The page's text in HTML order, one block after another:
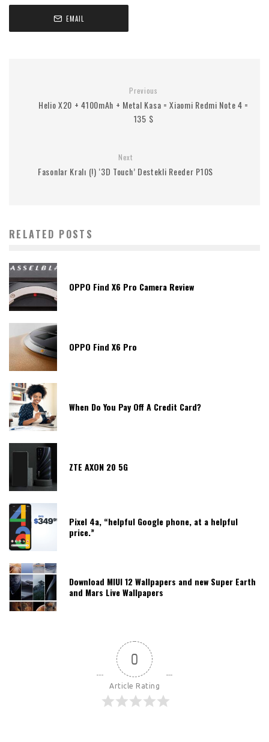
EMAIL
Previous
Helio X20 + 4100mAh + Metal Kasa = Xiaomi Redmi Note 4 =
135 $
Next
Fasonlar Kralı (!) ‘3D Touch’ Destekli Reeder P10S
RELATED POSTS
OPPO Find X6 Pro Camera Review
OPPO Find X6 Pro
When Do You Pay Off A Credit Card?
ZTE AXON 20 5G
Pixel 4a, “helpful Google phone, at a helpful
price.”
Download MIUI 12 Wallpapers and new Super Earth
and Mars Live Wallpapers
0
Article Rating